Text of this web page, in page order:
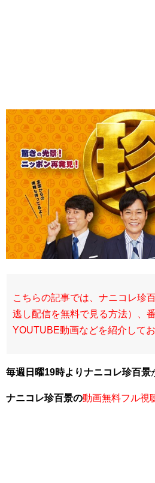
こちらの記事では、ナニコレ珍
逃し配信を無料で見る方法）、
YOUTUBE動画などを紹介してお
毎週日曜19時よりナニコレ珍百景
ナニコレ珍百景の動画無料フル視